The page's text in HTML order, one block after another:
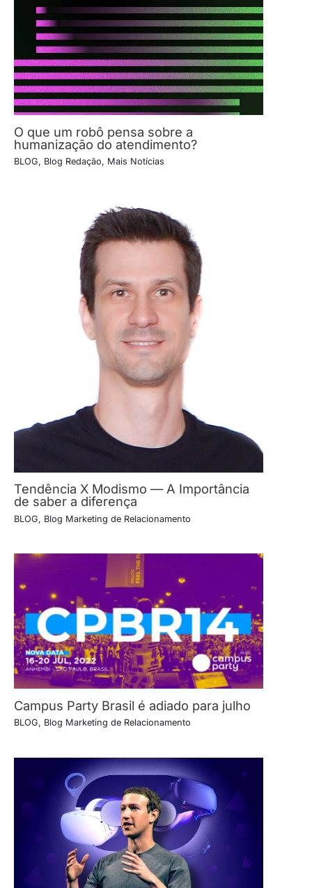
O que um robô pensa sobre a
humanização do atendimento?
BLOG, Blog Redação, Mais Notícias
Tendência X Modismo — A Importância
de saber a diferença
BLOG, Blog Marketing de Relacionamento
Campus Party Brasil é adiado para julho
BLOG, Blog Marketing de Relacionamento